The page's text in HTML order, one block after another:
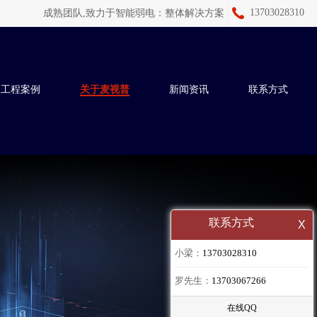
成熟团队,致力于智能弱电： 整体解决方案 13703028310
工程案例 关于麦视普 新闻资讯 联系方式
联系方式 X
小梁： 13703028310
罗先生： 13703067266
在线QQ